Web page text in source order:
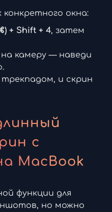
окна:
+ Shift + 4, затем
камеру — наведи
и скрин
с
MacBook
функции для
но можно